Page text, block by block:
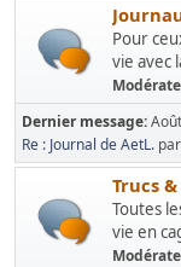
Pour
vie avec
Dernier message:
Re : Journal de AetL. par
Trucs
Toutes
vie en